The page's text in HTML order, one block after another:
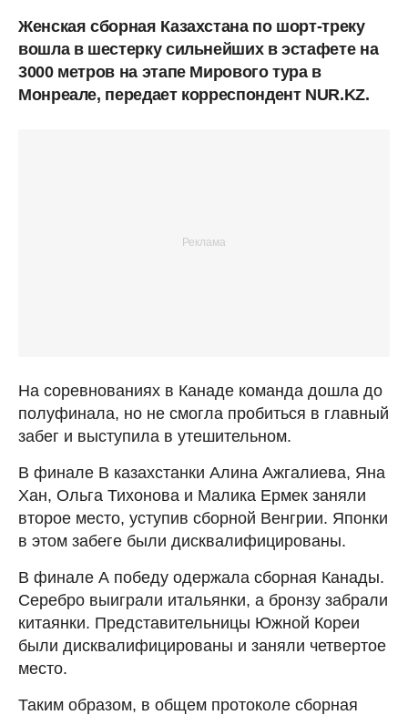
Женская сборная Казахстана по шорт-треку
вошла в шестерку сильнейших в эстафете на
3000 метров на этапе Мирового тура в
Монреале, передает корреспондент NUR.KZ.
На соревнованиях в Канаде команда дошла до
полуфинала, но не смогла пробиться в главный
забег и выступила в утешительном.
В финале В казахстанки Алина Ажгалиева, Яна
Хан, Ольга Тихонова и Малика Ермек заняли
второе место, уступив сборной Венгрии. Японки
в этом забеге были дисквалифицированы.
В финале А победу одержала сборная Канады.
Серебро выиграли итальянки, а бронзу забрали
китаянки. Представительницы Южной Кореи
были дисквалифицированы и заняли четвертое
место.
Таким образом, в общем протоколе сборная